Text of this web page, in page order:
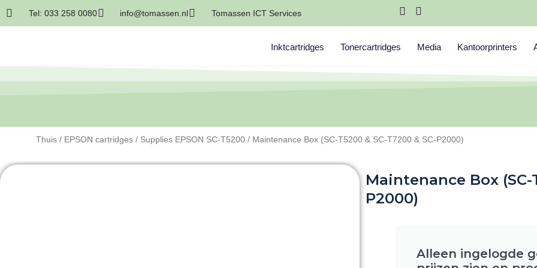
Tel: 033 258 0080 info@tomassen.nl Tomassen ICT Services
Inktcartridges Tonercartridges Media Kantoorprinters
Thuis / EPSON cartridges / Supplies EPSON SC-T5200 / Maintenance Box (SC-T5200 & SC-T7200 & SC-P2000)
Maintenance Box (SC-
P2000)
Alleen ingelogde